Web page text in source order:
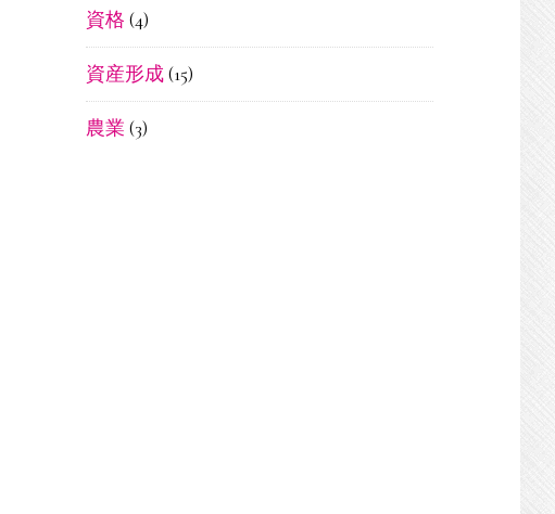
資格 (4)
資産形成(15)
農業 (3)